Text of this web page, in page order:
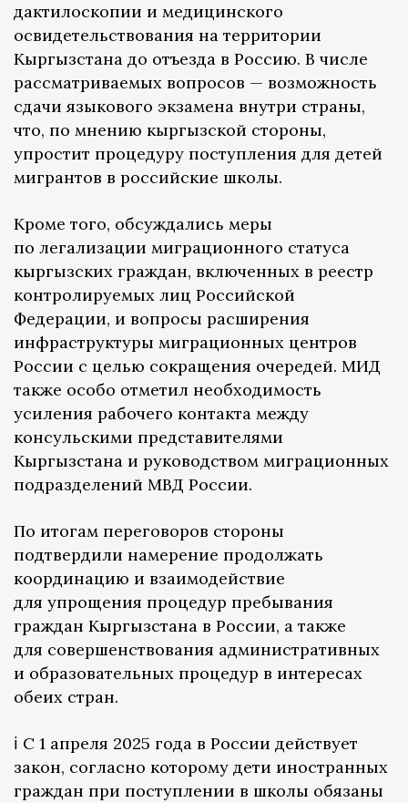
дактилоскопии и медицинского
освидетельствования на территории
Кыргызстана до отъезда в Россию. В числе
рассматриваемых вопросов — возможность
сдачи языкового экзамена внутри страны,
что, по мнению кыргызской стороны,
упростит процедуру поступления для детей
мигрантов в российские школы.
Кроме того, обсуждались меры
по легализации миграционного статуса
кыргызских граждан, включенных в реестр
контролируемых лиц Российской
Федерации, и вопросы расширения
инфраструктуры миграционных центров
России с целью сокращения очередей. МИД
также особо отметил необходимость
усиления рабочего контакта между
консульскими представителями
Кыргызстана и руководством миграционных
подразделений МВД России.
По итогам переговоров стороны
подтвердили намерение продолжать
координацию и взаимодействие
для упрощения процедур пребывания
граждан Кыргызстана в России, а также
для совершенствования административных
и образовательных процедур в интересах
обеих стран.
ℹ️ С 1 апреля 2025 года в России действует
закон, согласно которому дети иностранных
граждан при поступлении в школы обязаны